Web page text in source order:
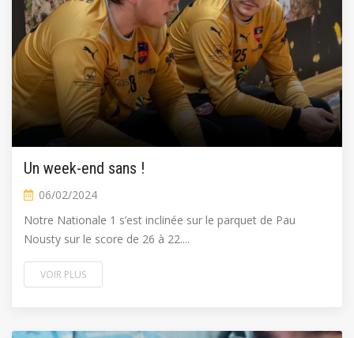
Un week-end sans !
06/02/2024
Notre Nationale 1 s’est inclinée sur le parquet de Pau
Nousty sur le score de 26 à 22....
VOIR PLUS